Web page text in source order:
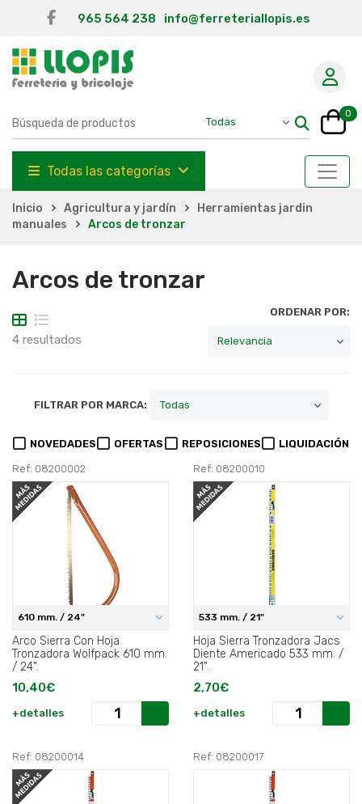
965 564 238 info@ferreteriallopis.es
0
Todas las categorías
Inicio Agricultura y jardín
Herramientas jardin
manuales
Arcos de tronzar
Arcos de tronzar
4 resultados
ORDENAR POR:
FILTRAR POR MARCA:
NOVEDADES OFERTAS REPOSICIONES LIQUIDACIÓN
Ref: 08200002
610 mm. / 24"
Arco Sierra Con Hoja
Tronzadora Wolfpack 610 mm.
/ 24".
10,40€
+detalles
Ref: 08200010
533 mm. / 21"
Hoja Sierra Tronzadora Jacs
Diente Americado 533 mm. /
21".
2,70€
+detalles
Ref: 08200014 Ref: 08200017